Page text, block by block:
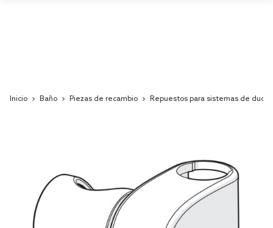
Inicio Baño Piezas de recambio Repuestos para sistemas de ducha